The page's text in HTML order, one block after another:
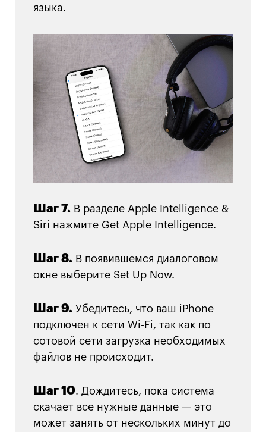
языка.
Шаг 7. В разделе Apple Intelligence &
Siri нажмите Get Apple Intelligence.
Шаг 8. В появившемся диалоговом
окне выберите Set Up Now.
Шаг 9. Убедитесь, что ваш iPhone
подключен к сети Wi-Fi, так как по
сотовой сети загрузка необходимых
файлов не происходит.
Шаг 10. Дождитесь, пока система
скачает все нужные данные — это
может занять от нескольких минут до